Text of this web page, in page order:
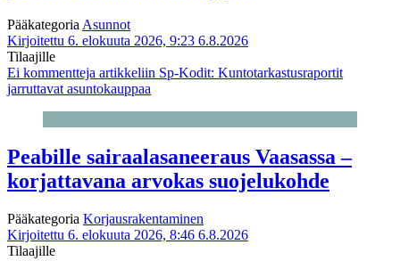
Pääkategoria Asunnot
Kirjoitettu 6. elokuuta 2026, 9:23 6.8.2026
Tilaajille
Ei kommentteja artikkeliin Sp-Kodit: Kuntotarkastusraportit
jarruttavat asuntokauppaa
Peabille sairaalasaneeraus Vaasassa –
korjattavana arvokas suojelukohde
Pääkategoria Korjausrakentaminen
Kirjoitettu 6. elokuuta 2026, 8:46 6.8.2026
Tilaajille